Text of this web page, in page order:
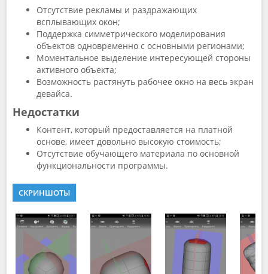
Отсутствие рекламы и раздражающих
всплывающих окон;
Поддержка симметрического моделирования
объектов одновременно с основными регионами;
Моментальное выделение интересующей стороны
активного объекта;
Возможность растянуть рабочее окно на весь экран
девайса.
Недостатки
Контент, который предоставляется на платной
основе, имеет довольно высокую стоимость;
Отсутствие обучающего материала по основной
функциональности программы.
СКРИНШОТЫ